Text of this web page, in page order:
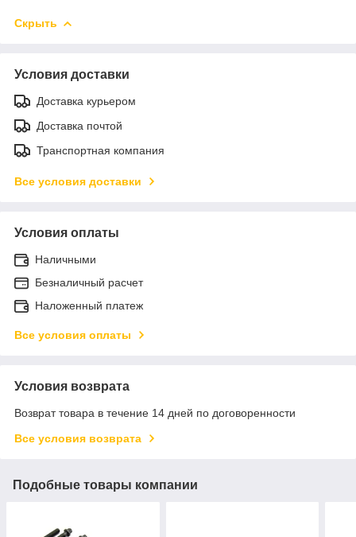
Скрыть
Условия доставки
Доставка курьером
Доставка почтой
Транспортная компания
Все условия доставки
Условия оплаты
Наличными
Безналичный расчет
Наложенный платеж
Все условия оплаты
Условия возврата
Возврат товара в течение 14 дней по договоренности
Все условия возврата
Подобные товары компании